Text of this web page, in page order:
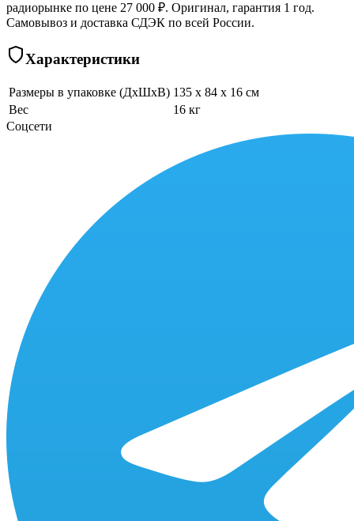
радиорынке по цене 27 000 ₽. Оригинал, гарантия 1 год.
Самовывоз и доставка СДЭК по всей России.
Характеристики
Размеры в упаковке (ДхШхВ) 135 x 84 x 16 см
Вес
16 кг
Соцсети